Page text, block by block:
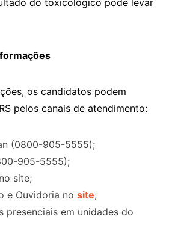
do toxicológico pode levar
os candidatos podem
pelos canais de atendimento:
(0800-905-5555);
905-5555);
site;
e Ouvidoria no site;
presenciais em unidades do